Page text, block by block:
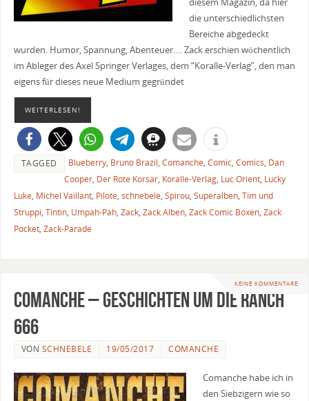
diesem Magazin, da hier
die unterschiedlichsten
Bereiche abgedeckt
wurden. Humor, Spannung, Abenteuer…. Zack erschien wöchentlich
im Ableger des Axel Springer Verlages, dem “Koralle-Verlag”, den man
eigens für dieses neue Medium gegründet
WEITERLESEN!
TAGGED Blueberry, Bruno Brazil, Comanche, Comic, Comics, Dan
Cooper, Der Rote Korsar, Koralle-Verlag, Luc Orient, Lucky
Luke, Michel Vaillant, Pilote, schnebele, Spirou, Superalben, Tim und
Struppi, Tintin, Umpah-Pah, Zack, Zack Alben, Zack Comic Boxen, Zack
Pocket, Zack-Parade
KEINE KOMMENTARE
Comanche – Geschichten um die Ranch
666
VON SCHNEBELE 19/05/2017 COMANCHE
Comanche habe ich in
den Siebzigern wie so